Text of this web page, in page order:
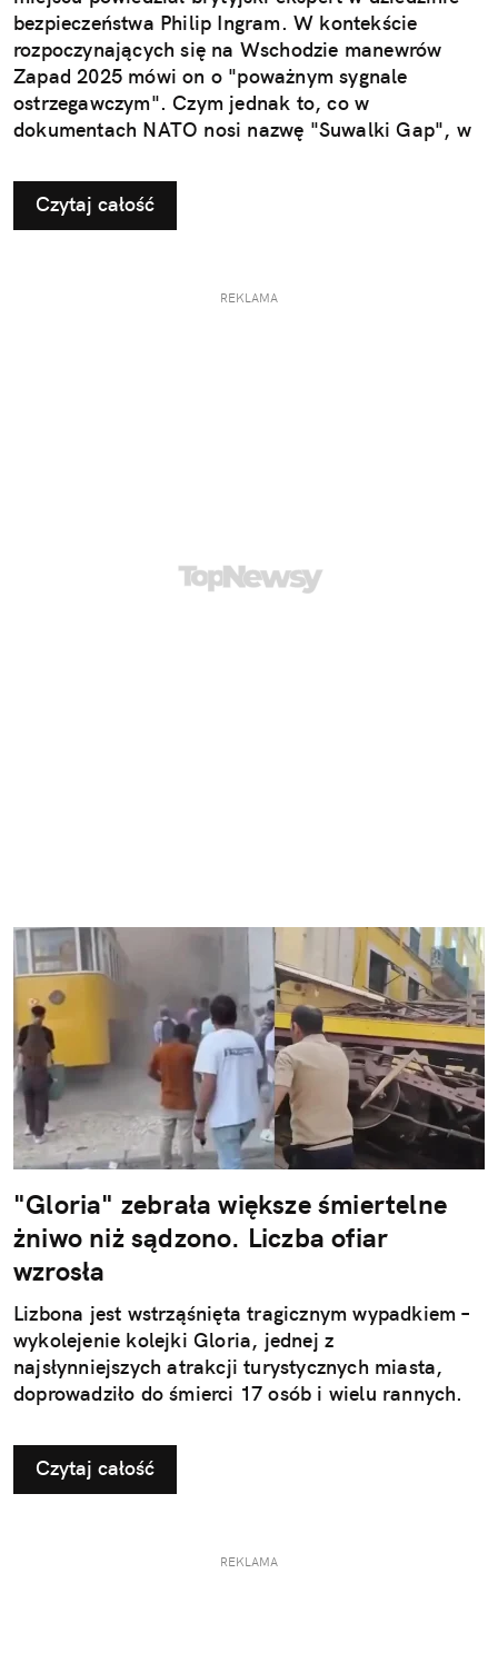
bezpieczeństwa Philip Ingram. W kontekście
rozpoczynających się na Wschodzie manewrów
Zapad 2025 mówi on o "poważnym sygnale
ostrzegawczym". Czym jednak to, co w
dokumentach NATO nosi nazwę "Suwalki Gap", w
Czytaj całość
REKLAMA
"Gloria" zebrała większe śmiertelne
żniwo niż sądzono. Liczba ofiar
wzrosła
Lizbona jest wstrząśnięta tragicznym wypadkiem –
wykolejenie kolejki Gloria, jednej z
najsłynniejszych atrakcji turystycznych miasta,
doprowadziło do śmierci 17 osób i wielu rannych.
Czytaj całość
REKLAMA